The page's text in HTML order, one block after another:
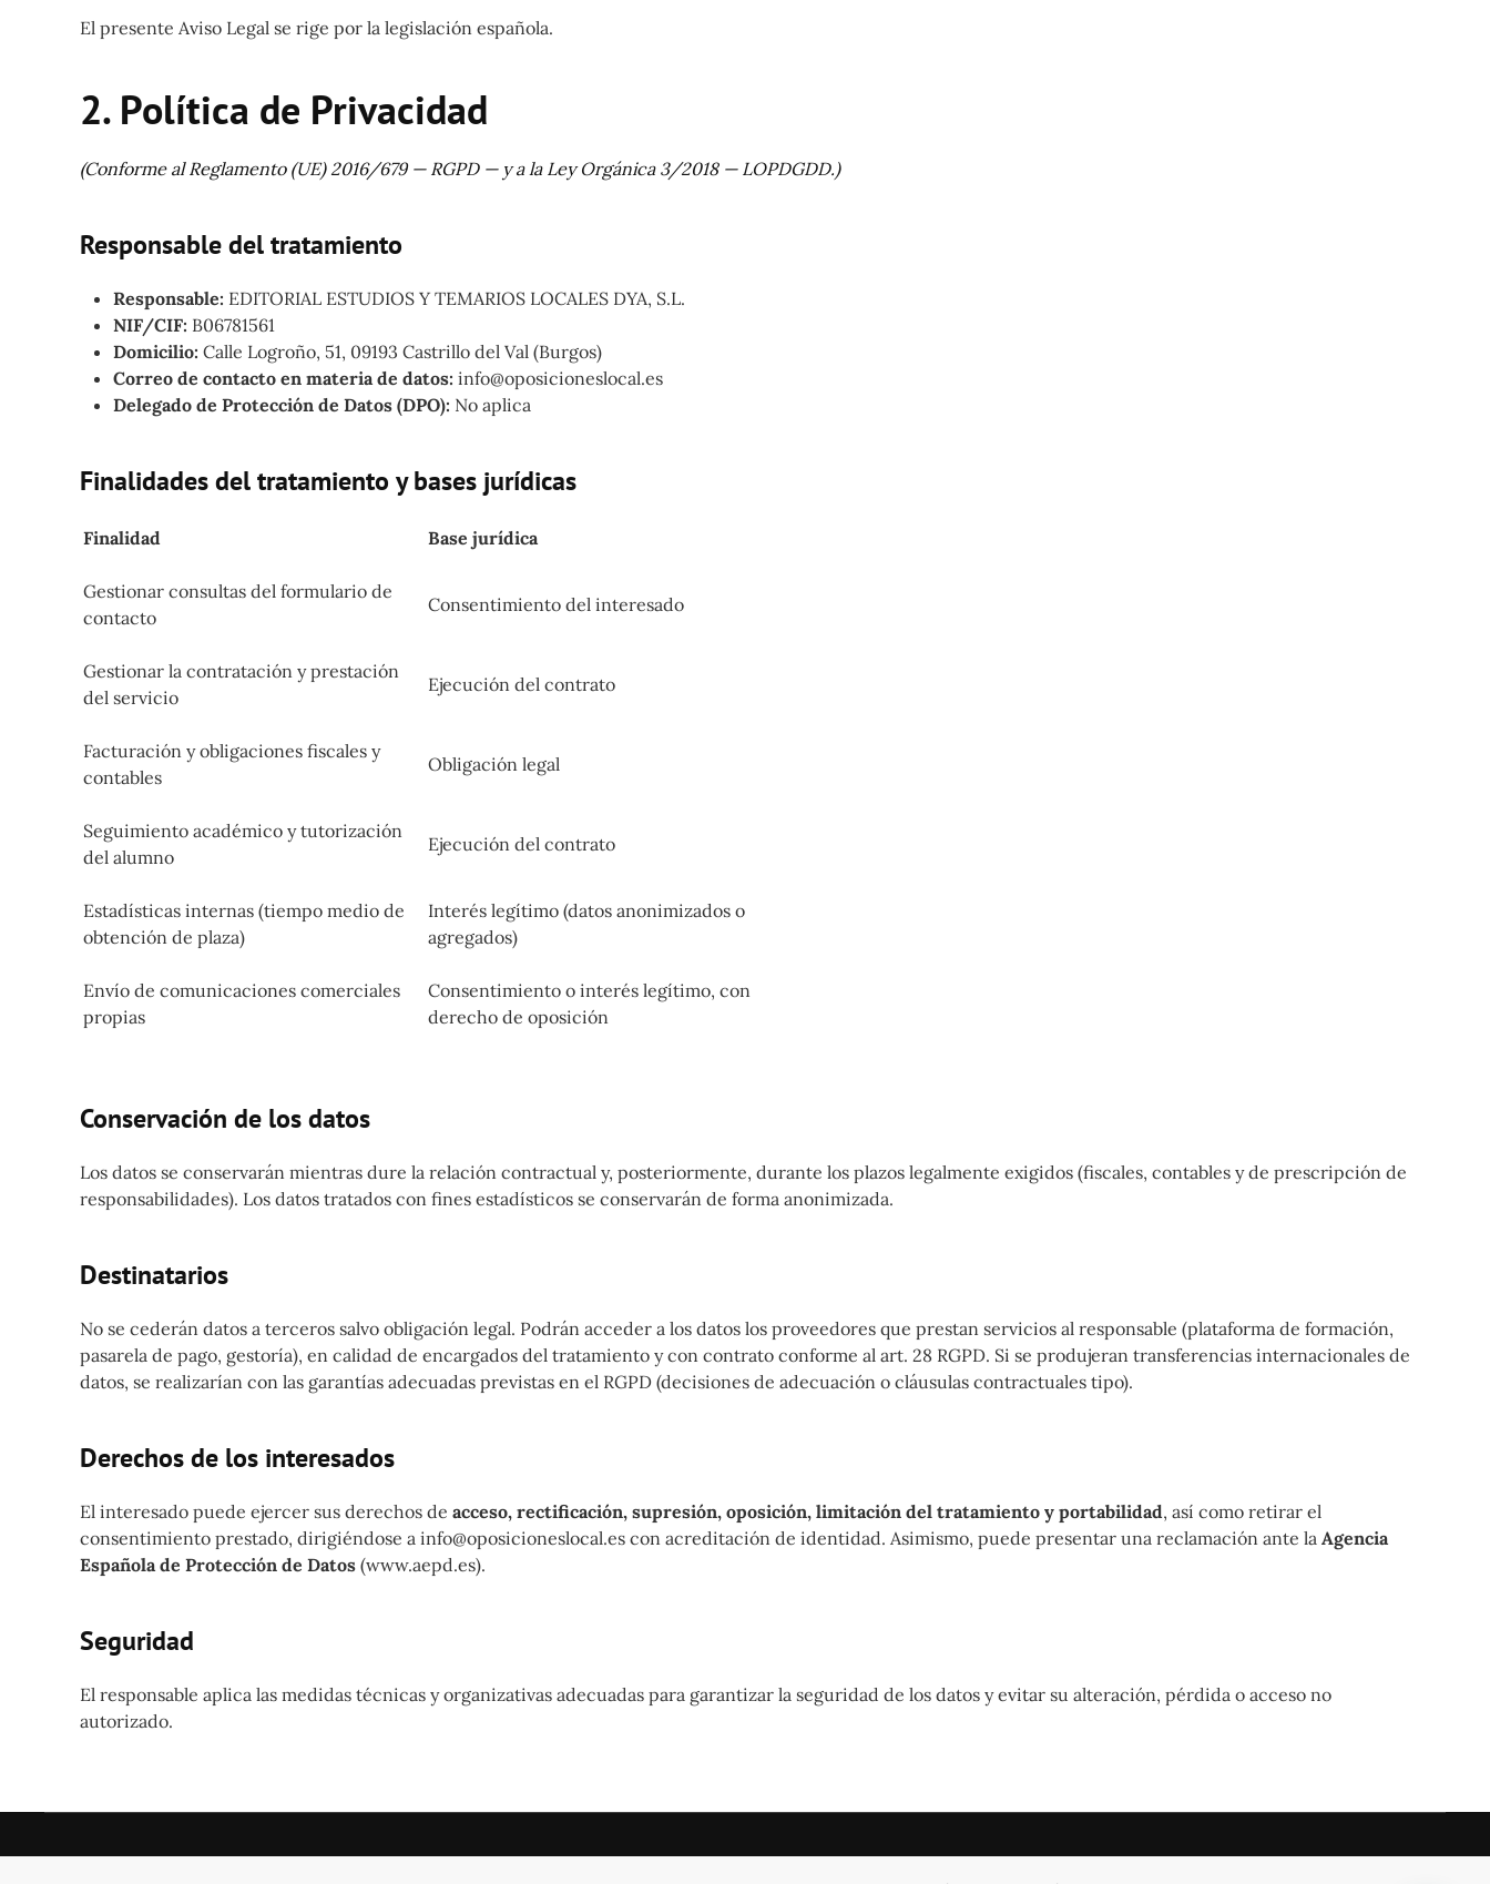
El presente Aviso Legal se rige por la legislación española.
2. Política de Privacidad
(Conforme al Reglamento (UE) 2016/679 — RGPD — y a la Ley Orgánica 3/2018 — LOPDGDD.)
Responsable del tratamiento
Responsable: EDITORIAL ESTUDIOS Y TEMARIOS LOCALES DYA, S.L.
NIF/CIF: B06781561
Domicilio: Calle Logroño, 51, 09193 Castrillo del Val (Burgos)
Correo de contacto en materia de datos: info@oposicioneslocal.es
Delegado de Protección de Datos (DPO): No aplica
Finalidades del tratamiento y bases jurídicas
Finalidad Base jurídica
Gestionar consultas del formulario de
contacto
Consentimiento del interesado
Gestionar la contratación y prestación
del servicio
Ejecución del contrato
Facturación y obligaciones fiscales y
contables
Obligación legal
Seguimiento académico y tutorización
del alumno
Ejecución del contrato
Estadísticas internas (tiempo medio de
obtención de plaza)
Interés legítimo (datos anonimizados o
agregados)
Envío de comunicaciones comerciales
propias
Consentimiento o interés legítimo, con
derecho de oposición
Conservación de los datos
Los datos se conservarán mientras dure la relación contractual y, posteriormente, durante los plazos legalmente exigidos (fiscales, contables y de prescripción de
responsabilidades). Los datos tratados con fines estadísticos se conservarán de forma anonimizada.
Destinatarios
No se cederán datos a terceros salvo obligación legal. Podrán acceder a los datos los proveedores que prestan servicios al responsable (plataforma de formación,
pasarela de pago, gestoría), en calidad de encargados del tratamiento y con contrato conforme al art. 28 RGPD. Si se produjeran transferencias internacionales de
datos, se realizarían con las garantías adecuadas previstas en el RGPD (decisiones de adecuación o cláusulas contractuales tipo).
Derechos de los interesados
El interesado puede ejercer sus derechos de acceso, rectificación, supresión, oposición, limitación del tratamiento y portabilidad, así como retirar el
consentimiento prestado, dirigiéndose a info@oposicioneslocal.es con acreditación de identidad. Asimismo, puede presentar una reclamación ante la Agencia
Española de Protección de Datos (www.aepd.es).
Seguridad
El responsable aplica las medidas técnicas y organizativas adecuadas para garantizar la seguridad de los datos y evitar su alteración, pérdida o acceso no
autorizado.